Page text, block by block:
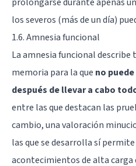
los severos (más de un día)
1.6. Amnesia funcional
La amnesia funcional describe
memoria para la que no
después de llevar a cabo
entre las que destacan las
cambio, una valoración
las que se desarrolla sí
acontecimientos de alta carga